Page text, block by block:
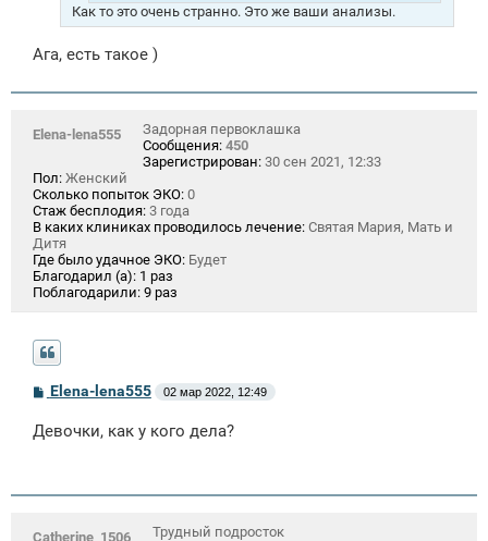
Как то это очень странно. Это же ваши анализы.
Ага, есть такое )
Elena-lena555
Задорная первоклашка
Сообщения: 450
Зарегистрирован: 30 сен 2021, 12:33
Пол: Женский
Сколько попыток ЭКО: 0
Стаж бесплодия: 3 года
В каких клиниках проводилось лечение: Святая Мария, Мать и
Дитя
Где было удачное ЭКО: Будет
Благодарил (а): 1 раз
Поблагодарили: 9 раз
С
б
и
Elena-lena555 02 мар 2022, 12:49
Девочки, как у кого дела?
Catherine_1506
Трудный подросток